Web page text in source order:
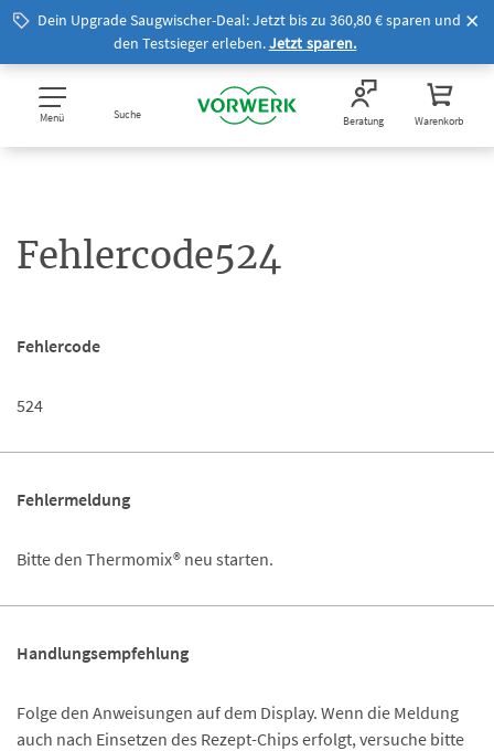
Dein Upgrade Saugwischer-Deal: Jetzt bis zu 360,80 € sparen und
den Testsieger erleben.Jetzt sparen.
Menü Suche Beratung Warenkorb
Fehlercode524
Fehlercode
524
Fehlermeldung
Bitte den Thermomix® neu starten.
Handlungsempfehlung
Folge den Anweisungen auf dem Display. Wenn die Meldung
auch nach Einsetzen des Rezept-Chips erfolgt, versuche bitte